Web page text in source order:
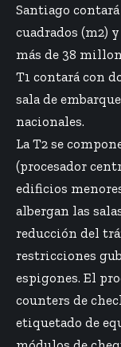
Santiago
cuadrados (m2)
más de 38
T1 contará con
sala de
nacionales.
La T2 se
(procesador
edificios
albergan las
reducción del
restricciones
espigones. El
counters de
etiquetado de